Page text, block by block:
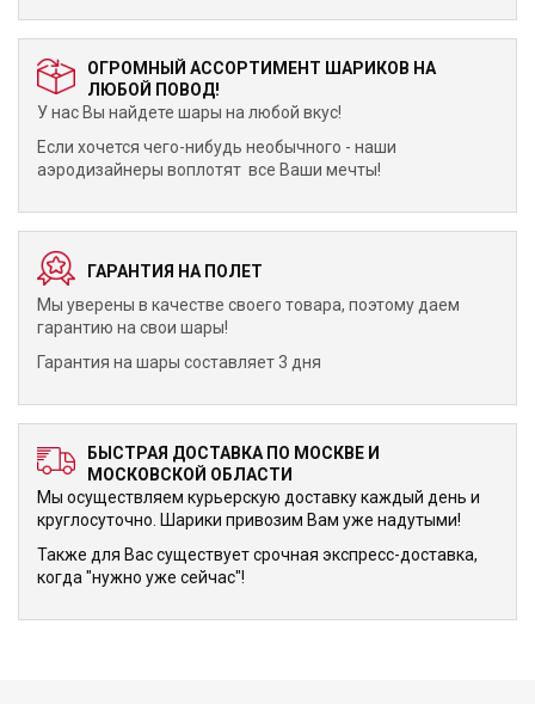
ОГРОМНЫЙ АССОРТИМЕНТ ШАРИКОВ НА
ЛЮБОЙ ПОВОД!
У нас Вы найдете шары на любой вкус!
Если хочется чего-нибудь необычного - наши
аэродизайнеры воплотят все Ваши мечты!
ГАРАНТИЯ НА ПОЛЕТ
Мы уверены в качестве своего товара, поэтому даем
гарантию на свои шары!
Гарантия на шары составляет 3 дня
БЫСТРАЯ ДОСТАВКА ПО МОСКВЕ И
МОСКОВСКОЙ ОБЛАСТИ
Мы осуществляем курьерскую доставку каждый день и
круглосуточно. Шарики привозим Вам уже надутыми!
Также для Вас существует срочная экспресс-доставка,
когда "нужно уже сейчас"!